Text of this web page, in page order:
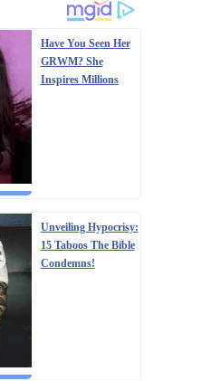
Have You Seen Her
GRWM? She
Inspires Millions
Unveiling Hypocrisy:
15 Taboos The Bible
Condemns!